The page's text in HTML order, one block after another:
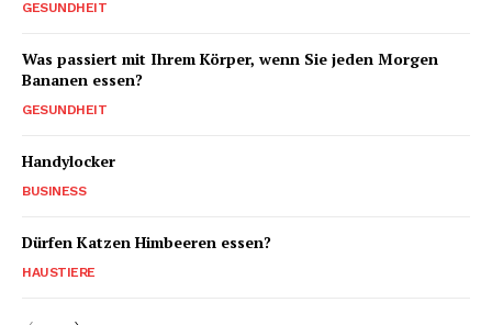
GESUNDHEIT
Was passiert mit Ihrem Körper, wenn Sie jeden Morgen
Bananen essen?
GESUNDHEIT
Handylocker
BUSINESS
Dürfen Katzen Himbeeren essen?
HAUSTIERE